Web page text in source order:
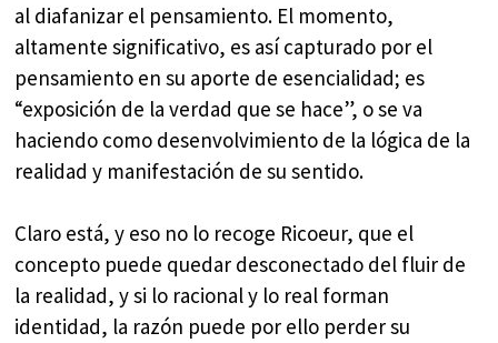
al diafanizar el pensamiento. El momento,
altamente significativo, es así capturado por el
pensamiento en su aporte de esencialidad; es
“exposición de la verdad que se hace”, o se va
haciendo como desenvolvimiento de la lógica de la
realidad y manifestación de su sentido.
Claro está, y eso no lo recoge Ricoeur, que el
concepto puede quedar desconectado del fluir de
la realidad, y si lo racional y lo real forman
identidad, la razón puede por ello perder su